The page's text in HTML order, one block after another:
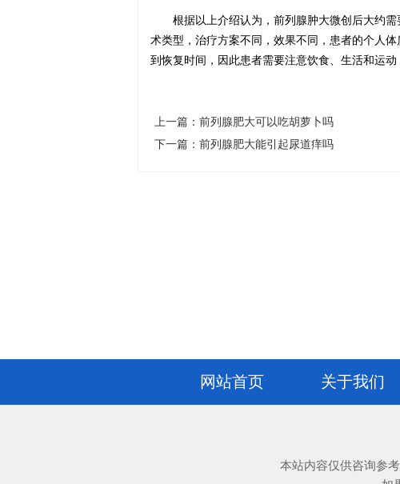
根据以上介绍认为，前列腺肿大微创后大约
术类型，治疗方案不同，效果不同，患者的个人
到恢复时间，因此患者需要注意饮食、生活和运动
上一篇： 前列腺肥大可以吃胡萝卜吗
下一篇： 前列腺肥大能引起尿道痒吗
网站首页 关于我们
本站内容仅供咨询参